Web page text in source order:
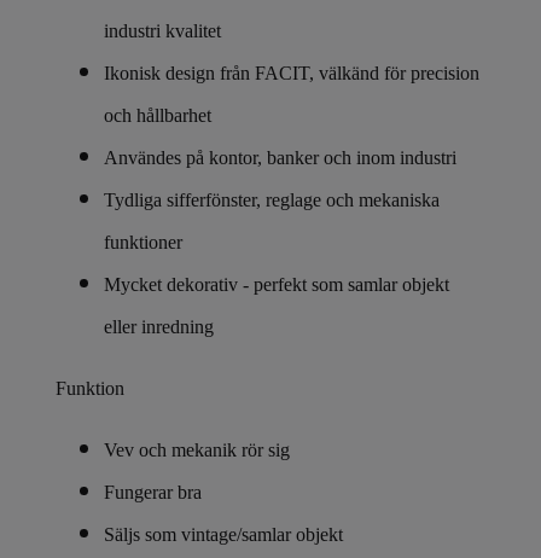
industri kvalitet
Ikonisk design från FACIT, välkänd för precision
och hållbarhet
Användes på kontor, banker och inom industri
Tydliga sifferfönster, reglage och mekaniska
funktioner
Mycket dekorativ - perfekt som samlar objekt
eller inredning
Funktion
Vev och mekanik rör sig
Fungerar bra
Säljs som vintage/samlar objekt